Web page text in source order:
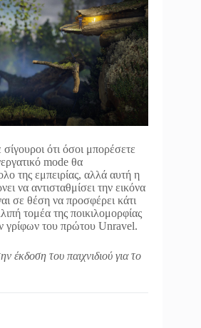
ότι όσοι μπορέσετε
mode θα
της εμπειρίας, αλλά αυτή η
να αντισταθμίσει την εικόνα
σε θέση να προσφέρει κάτι
τομέα της ποικιλομορφίας
γρίφων του πρώτου Unravel.
έκδοση του παιχνιδιού για το